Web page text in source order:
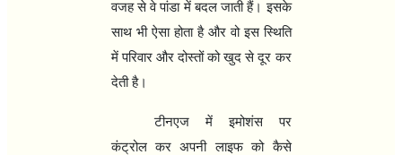
वजह से वे पांडा में बदल जाती हैं। इसके
साथ भी ऐसा होता है और वो इस स्थिति
में परिवार और दोस्‍तों को खुद से दूर कर
देती है।
टीनएज में इमोशंस पर
कंट्रोल कर अपनी लाइफ को कैसे